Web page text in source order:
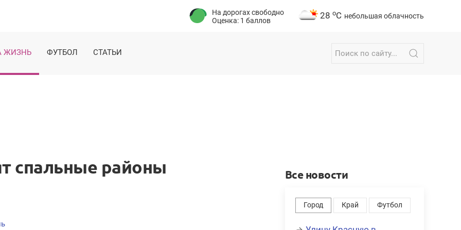
На дорогах свободно
Оценка: 1 баллов
28 oC небольшая облачность
ЖИЗНЬ ФУТБОЛ СТАТЬИ
спальные районы Все новости
Город Край Футбол